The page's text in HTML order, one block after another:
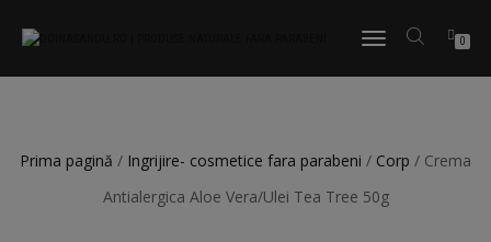
TOGGLE
0
Prima pagină / Ingrijire- cosmetice fara parabeni / Corp / Crema
Antialergica Aloe Vera/Ulei Tea Tree 50g